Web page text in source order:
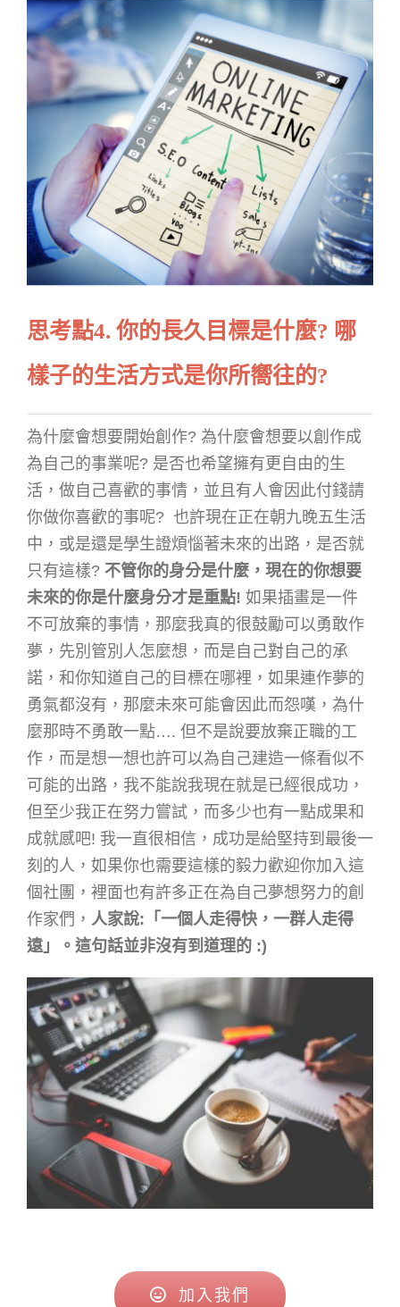
思考點4. 你的長久目標是什麼? 哪
樣子的生活方式是你所嚮往的?
為什麼會想要開始創作? 為什麼會想要以創作成
為自己的事業呢? 是否也希望擁有更自由的生
活，做自己喜歡的事情，並且有人會因此付錢請
你做你喜歡的事呢? 也許現在正在朝九晚五生活
中，或是還是學生證煩惱著未來的出路，是否就
只有這樣? 不管你的身分是什麼，現在的你想要
未來的你是什麼身分才是重點! 如果插畫是一件
不可放棄的事情，那麼我真的很鼓勵可以勇敢作
夢，先別管別人怎麼想，而是自己對自己的承
諾，和你知道自己的目標在哪裡，如果連作夢的
勇氣都沒有，那麼未來可能會因此而怨嘆，為什
麼那時不勇敢一點…. 但不是說要放棄正職的工
作，而是想一想也許可以為自己建造一條看似不
可能的出路，我不能說我現在就是已經很成功，
但至少我正在努力嘗試，而多少也有一點成果和
成就感吧! 我一直很相信，成功是給堅持到最後一
刻的人，如果你也需要這樣的毅力歡迎你加入這
個社團，裡面也有許多正在為自己夢想努力的創
作家們， 人家說: 「一個人走得快，一群人走得
遠」。這句話並非沒有到道理的 :)
加入我們